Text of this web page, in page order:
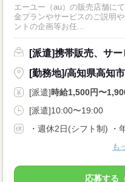
エーユー（au）の販売店舗に
金プランやサービスのご説明
ントの企画等お任...
[派遣]携帯販売、サ
[勤務地]/高知県高知
[派遣]時給1,500円〜
[派遣]10:00〜19:00
も
応募する